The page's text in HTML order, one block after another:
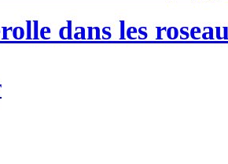
dans les